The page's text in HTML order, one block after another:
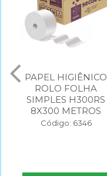
PAPEL HIGIÊNICO
ROLO FOLHA
SIMPLES H300RS
8X300 METROS
Código: 6346